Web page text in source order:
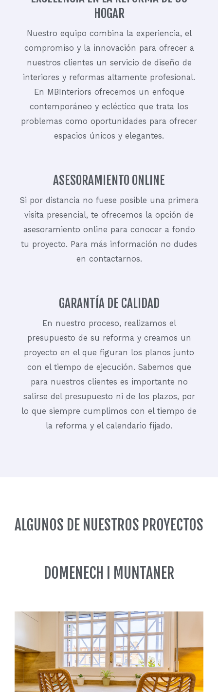
HOGAR
Nuestro equipo combina la experiencia, el
compromiso y la innovación para ofrecer a
nuestros clientes un servicio de diseño de
interiores y reformas altamente profesional.
En MBInteriors ofrecemos un enfoque
contemporáneo y ecléctico que trata los
problemas como oportunidades para ofrecer
espacios únicos y elegantes.
ASESORAMIENTO ONLINE
Si por distancia no fuese posible una primera
visita presencial, te ofrecemos la opción de
asesoramiento online para conocer a fondo
tu proyecto. Para más información no dudes
en contactarnos.
GARANTÍA DE CALIDAD
En nuestro proceso, realizamos el
presupuesto de su reforma y creamos un
proyecto en el que figuran los planos junto
con el tiempo de ejecución. Sabemos que
para nuestros clientes es importante no
salirse del presupuesto ni de los plazos, por
lo que siempre cumplimos con el tiempo de
la reforma y el calendario fijado.
ALGUNOS DE NUESTROS PROYECTOS
DOMENECH I MUNTANER